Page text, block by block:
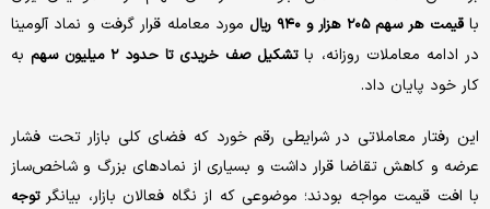
باقیمت هر سهم ۲۰۵ هزار و ۹۴۰ ریال
مورد معامله قرار گرفت و نماد آلومینا
در ادامه معاملات روزانه، باتشکیل صف خریدی تا حدود ۲ میلیون سهم
به
کار خود پایان داد.
این رفتار معاملاتی در شرایطی رقم خورد که فضای کلی بازار تحت فشار
عرضه و کاهش تقاضا قرار داشت و بسیاری از نمادهای بزرگ و شاخص‌ساز
با افت قیمت مواجه بودند؛ موضوعی که از نگاه فعالان بازار، بیانگرتوجه